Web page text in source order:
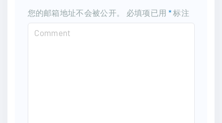
您的邮箱地址不会被公开。 必填项已用 *标注